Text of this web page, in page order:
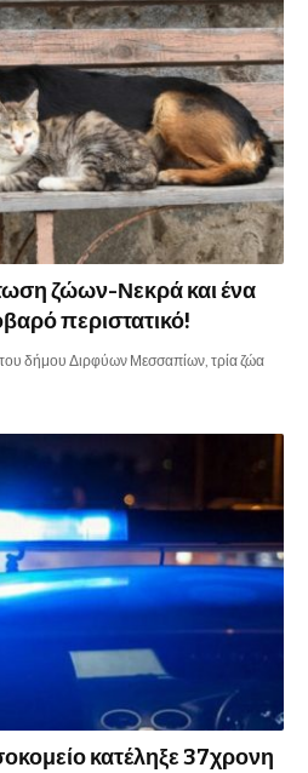
ζώων-Νεκρά και ένα
περιστατικό!
δήμου Διρφύων Μεσσαπίων, τρία ζώα
κατέληξε 37χρονη